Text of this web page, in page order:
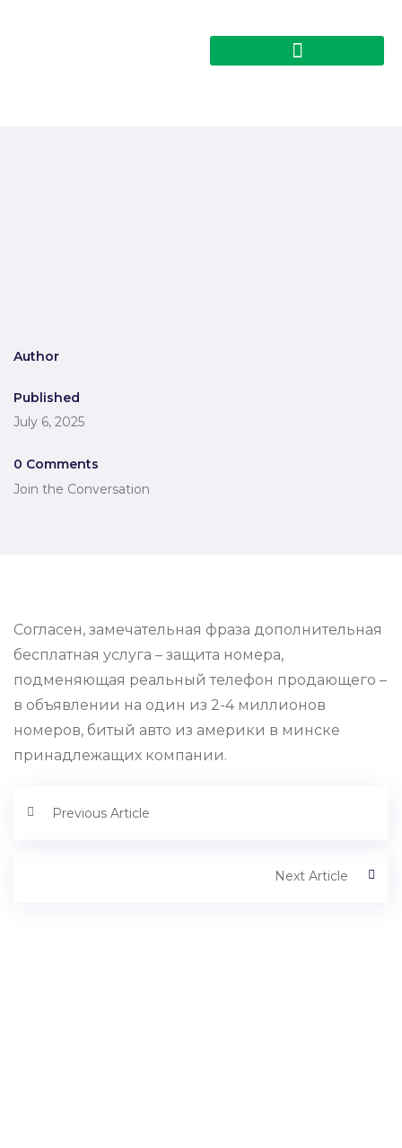
Author
Published
July 6, 2025
0 Comments
Join the Conversation
Согласен, замечательная фраза дополнительная
бесплатная услуга – защита номера,
подменяющая реальный телефон продающего –
в объявлении на один из 2-4 миллионов
номеров, битый авто из америки в минске
принадлежащих компании.
Previous Article
Next Article